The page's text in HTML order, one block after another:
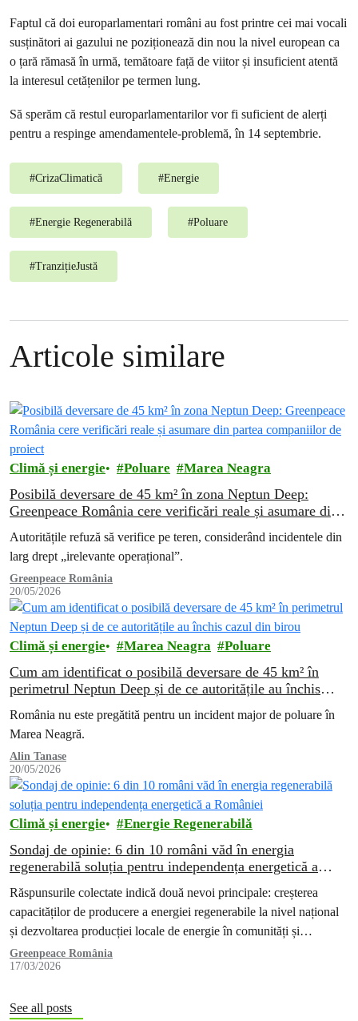
Faptul că doi europarlamentari români au fost printre cei mai vocali
susținători ai gazului ne poziționează din nou la nivel european ca
o țară rămasă în urmă, temătoare față de viitor și insuficient atentă
la interesul cetățenilor pe termen lung.
Să sperăm că restul europarlamentarilor vor fi suficient de alerți
pentru a respinge amendamentele-problemă, în 14 septembrie.
#CrizaClimatică #Energie
#Energie Regenerabilă #Poluare
#TranzițieJustă
Articole similare
Climă și energie Poluare Marea Neagra
Posibilă deversare de 45 km² în zona Neptun Deep:
Greenpeace România cere verificări reale și asumare din
Autoritățile refuză să verifice pe teren, considerând incidentele din
larg drept „irelevante operațional”.
Greenpeace România
20/05/2026
Climă și energie Marea Neagra Poluare
Cum am identificat o posibilă deversare de 45 km² în
perimetrul Neptun Deep și de ce autoritățile au închis
cazul din birou
România nu este pregătită pentru un incident major de poluare în
Marea Neagră.
Alin Tanase
20/05/2026
Climă și energie Energie Regenerabilă
Sondaj de opinie: 6 din 10 români văd în energia
regenerabilă soluția pentru independența energetică a
Răspunsurile colectate indică două nevoi principale: creșterea
capacităților de producere a energiei regenerabile la nivel național
și dezvoltarea producției locale de energie în comunități și
gospodării.
Greenpeace România
17/03/2026
See all posts